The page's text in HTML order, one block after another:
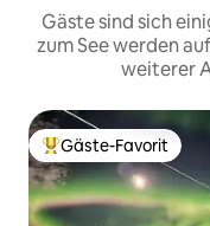
Gäste sind sich
zum See werden
weiterer
Beliebter Gäste-
Gäste-Favorit